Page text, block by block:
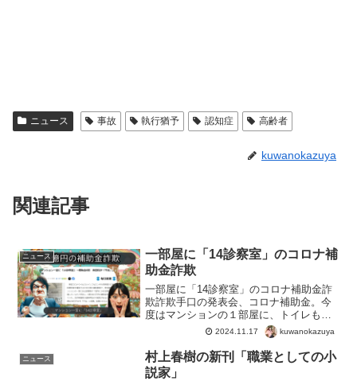
ニュース 事故 執行猶予 認知症 高齢者
kuwanokazuya
関連記事
ニュース
一部屋に「14診察室」のコロナ補
助金詐欺
一部屋に「14診察室」のコロナ補助金詐
欺詐欺手口の発表会、コロナ補助金。今
度はマンションの１部屋に、トイレもカ
ウントして14の診察室とかｗしかしこれ
で６億円も入るなら、そりゃワンチャン
やってみるよね。バレてれも返金すれば
良く、この事例でも５...
2024.11.17 kuwanokazuya
ニュース
村上春樹の新刊「職業としての小
説家」